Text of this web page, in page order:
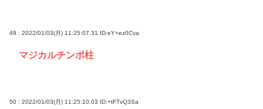
49 : 2022/01/03(月) 11:25:07.31 ID:eY+ez0Cva
マジカルチンポ柱
50 : 2022/01/03(月) 11:25:10.03 ID:+tFTvQ3Sa